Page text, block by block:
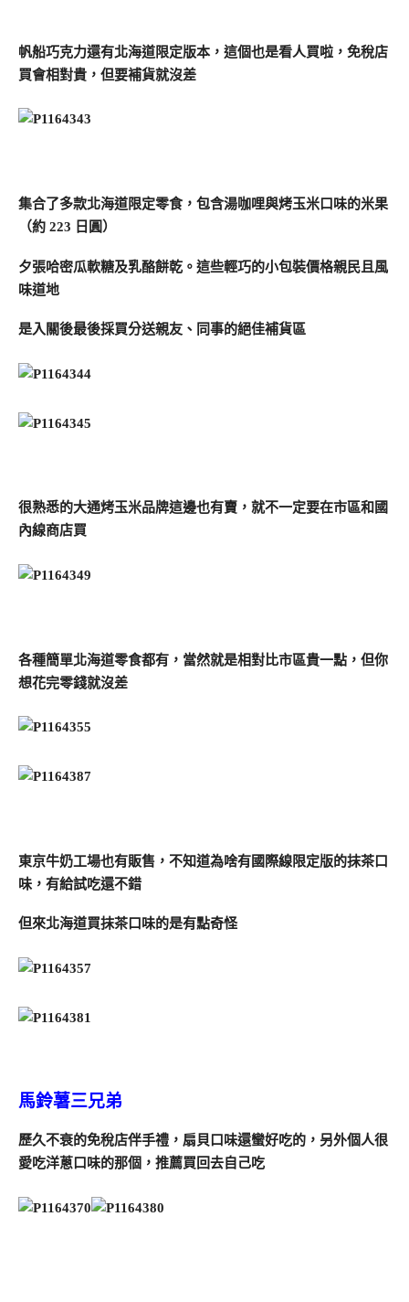
帆船巧克力還有北海道限定版本，這個也是看人買啦，免稅店
買會相對貴，但要補貨就沒差
集合了多款北海道限定零食，包含湯咖哩與烤玉米口味的米果
（約 223 日圓）
夕張哈密瓜軟糖及乳酪餅乾。這些輕巧的小包裝價格親民且風
味道地
是入關後最後採買分送親友、同事的絕佳補貨區
很熟悉的大通烤玉米品牌這邊也有賣，就不一定要在市區和國
內線商店買
各種簡單北海道零食都有，當然就是相對比市區貴一點，但你
想花完零錢就沒差
東京牛奶工場也有販售，不知道為啥有國際線限定版的抹茶口
味，有給試吃還不錯
但來北海道買抹茶口味的是有點奇怪
馬鈴薯三兄弟
歷久不衰的免稅店伴手禮，扇貝口味還蠻好吃的，另外個人很
愛吃洋蔥口味的那個，推薦買回去自己吃